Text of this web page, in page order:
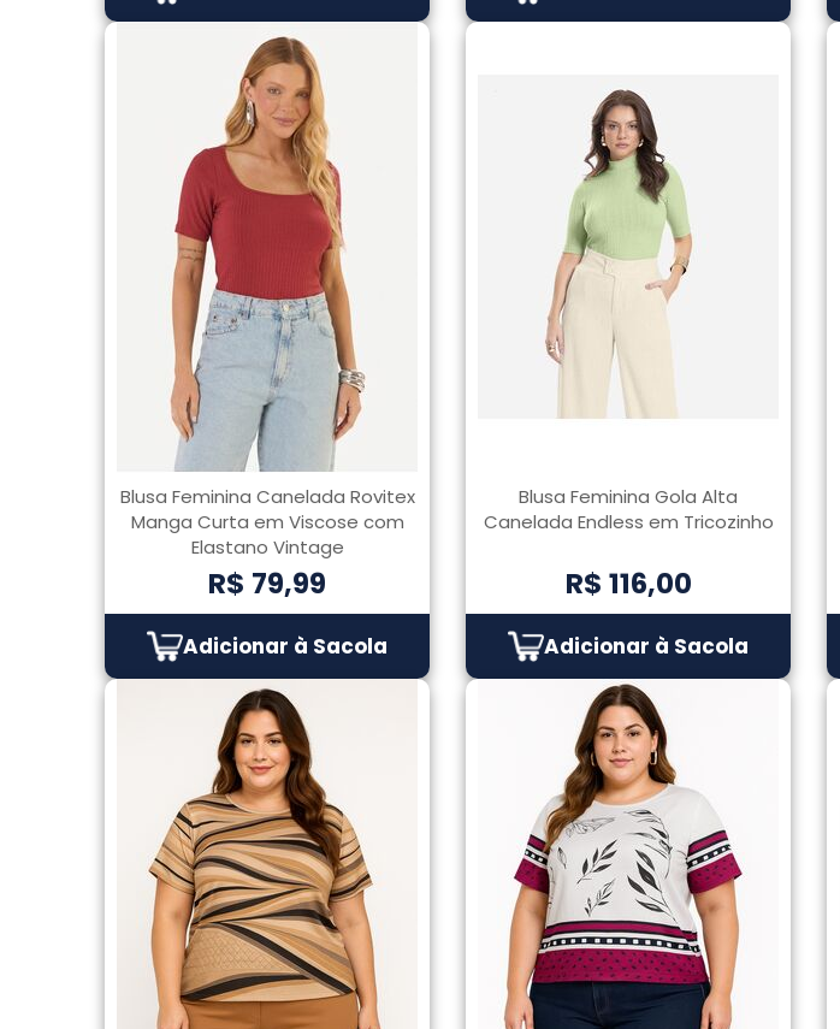
Blusa Feminina Canelada Rovitex
Manga Curta em Viscose com
Elastano Vintage
R$ 79,99
Adicionar à Sacola
Blusa Feminina Gola Alta
Canelada Endless em Tricozinho
R$ 116,00
Adicionar à Sacola